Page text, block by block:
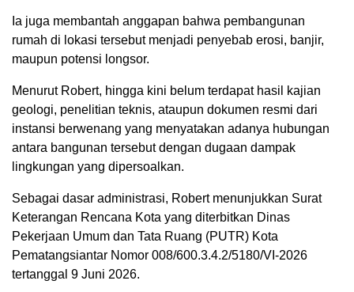
Ia juga membantah anggapan bahwa pembangunan
rumah di lokasi tersebut menjadi penyebab erosi, banjir,
maupun potensi longsor.
Menurut Robert, hingga kini belum terdapat hasil kajian
geologi, penelitian teknis, ataupun dokumen resmi dari
instansi berwenang yang menyatakan adanya hubungan
antara bangunan tersebut dengan dugaan dampak
lingkungan yang dipersoalkan.
Sebagai dasar administrasi, Robert menunjukkan Surat
Keterangan Rencana Kota yang diterbitkan Dinas
Pekerjaan Umum dan Tata Ruang (PUTR) Kota
Pematangsiantar Nomor 008/600.3.4.2/5180/VI-2026
tertanggal 9 Juni 2026.